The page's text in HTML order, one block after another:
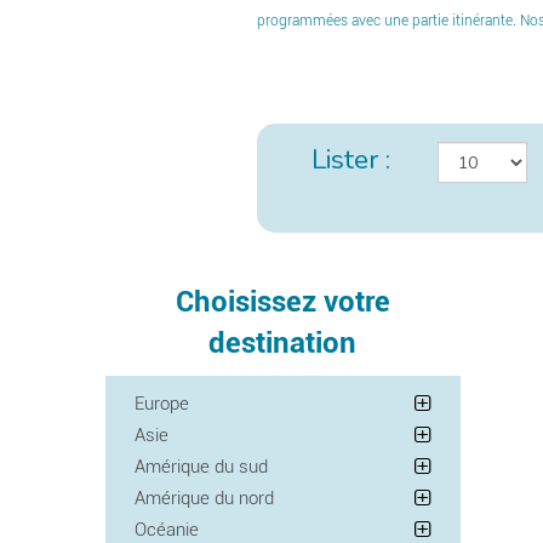
programmées avec une partie itinérante.
Lister :
Choisissez votre
destination
Europe
Asie
Amérique du sud
Amérique du nord
Océanie